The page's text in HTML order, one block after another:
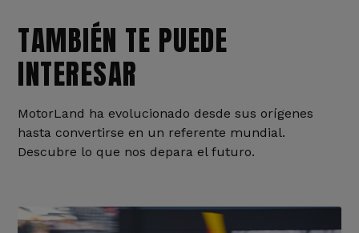
TAMBIÉN TE PUEDE
INTERESAR
MotorLand ha evolucionado desde sus orígenes
hasta convertirse en un referente mundial.
Descubre lo que nos depara el futuro.